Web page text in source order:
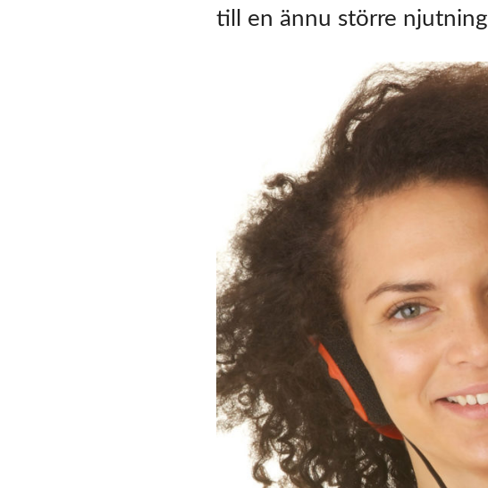
till en ännu större njutning